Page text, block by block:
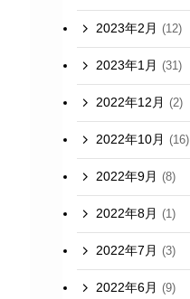
2023年2月 (12)
2023年1月 (31)
2022年12月 (2)
2022年10月 (16)
2022年9月 (8)
2022年8月 (1)
2022年7月 (3)
2022年6月 (9)